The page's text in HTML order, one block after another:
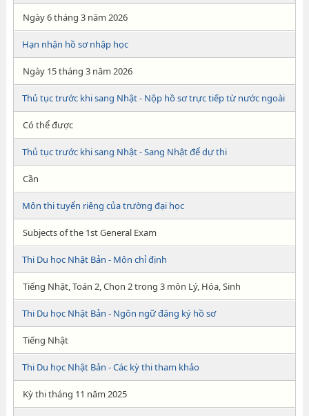
Ngày 6 tháng 3 năm 2026
Hạn nhận hồ sơ nhập học
Ngày 15 tháng 3 năm 2026
Thủ tục trước khi sang Nhật - Nộp hồ sơ trực tiếp từ nước ngoài
Có thể được
Thủ tục trước khi sang Nhật - Sang Nhật để dự thi
Cần
Môn thi tuyển riêng của trường đại học
Subjects of the 1st General Exam
Thi Du học Nhật Bản - Môn chỉ định
Tiếng Nhật, Toán 2, Chọn 2 trong 3 môn Lý, Hóa, Sinh
Thi Du học Nhật Bản - Ngôn ngữ đăng ký hồ sơ
Tiếng Nhật
Thi Du học Nhật Bản - Các kỳ thi tham khảo
Kỳ thi tháng 11 năm 2025